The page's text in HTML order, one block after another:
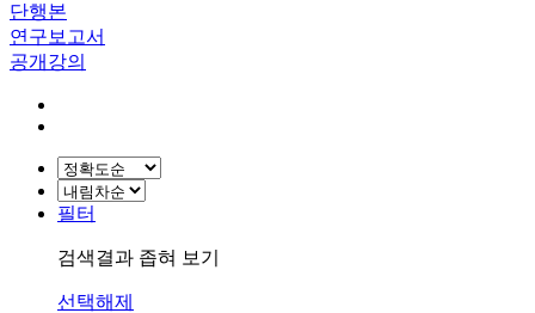
단행본
연구보고서
공개강의
필터
검색결과 좁혀 보기
선택해제